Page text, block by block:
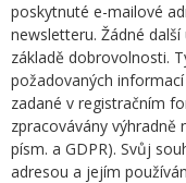
poskytnuté e-mailové
newsletteru. Žádné
základě dobrovolnosti.
požadovaných
zadané v registračním
zpracovávány výhradně
písm. a GDPR). Svůj
adresou a jejím